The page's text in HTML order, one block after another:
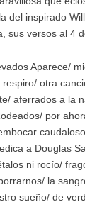
del inspirado
sus versos al 4
Aparece/
otra
aferrados a la
por
a Douglas
ni rocío/
la
sueño/ de